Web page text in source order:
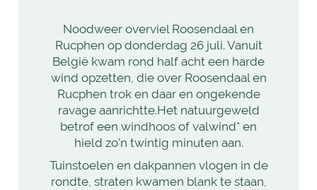
Noodweer overviel Roosendaal en
Rucphen op donderdag 26 juli. Vanuit
België kwam rond half acht een harde
wind opzetten, die over Roosendaal en
Rucphen trok en daar en ongekende
ravage aanrichtte.Het natuurgeweld
betrof een windhoos of valwind* en
hield zo'n twintig minuten aan.
Tuinstoelen en dakpannen vlogen in de
rondte, straten kwamen blank te staan,